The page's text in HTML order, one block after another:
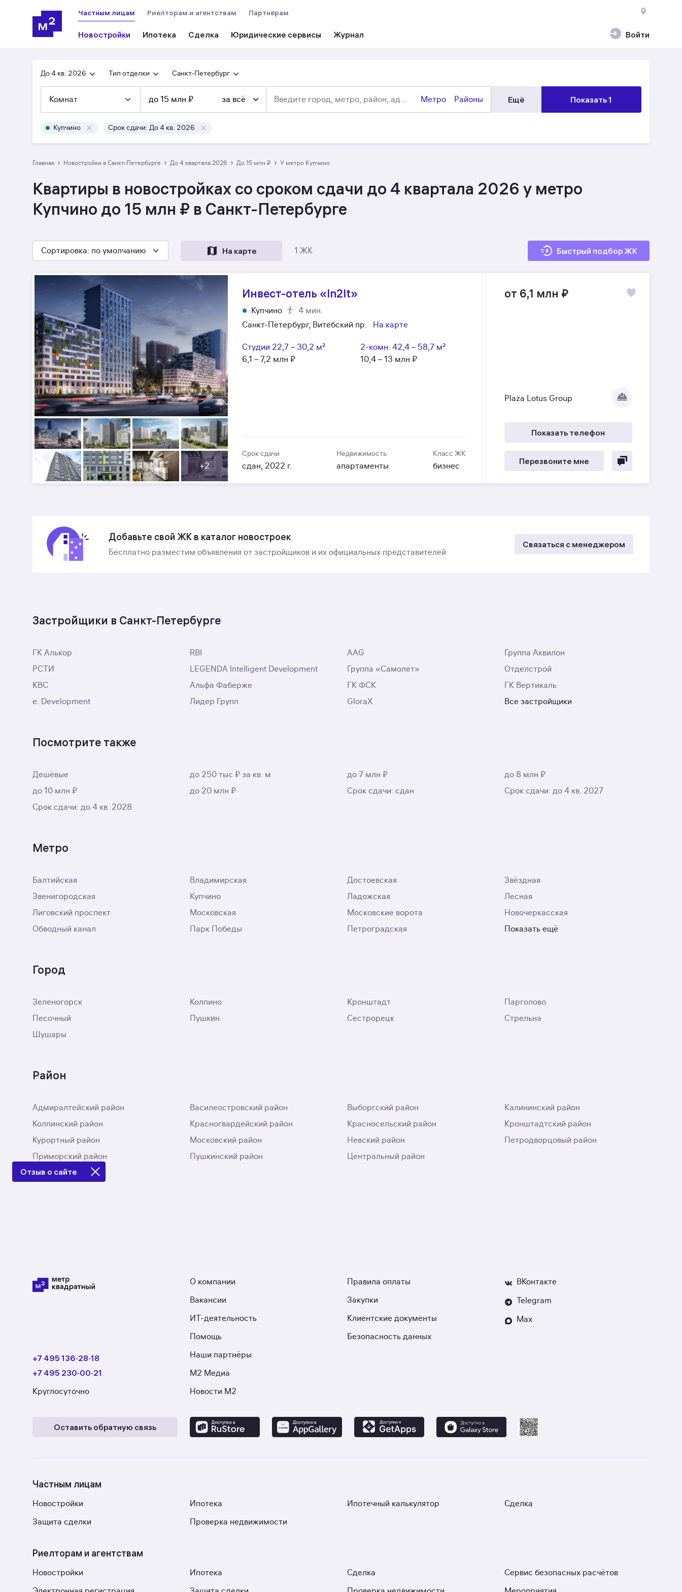
Войти
Частным лицам
Новостройки Ипотека Сделка Юридические сервисы
Риелторам и агентствам Партнёрам
До 4 кв. 2026 Тип отделки Санкт-Петербург
Комнат до 15 млн ₽ за всё Метро Районы Ещё Показать 1
Купчино Срок сдачи: До 4 кв. 2026
Главная › Новостройки в Санкт-Петербурге › до 4 квартала 2026 › до 15 млн ₽ › у метро Купчино
Квартиры в новостройках со сроком сдачи до 4 квартала 2026 у метро
Купчино до 15 млн ₽ в Санкт-Петербурге
Сортировка: по умолчанию На карте 1 ЖК Быстрый подбор ЖК
+2
Инвест-отель «In2It»
Купчино
4 мин.
Санкт-Петербург, Витебский пр.
На карте
Студии 22,7 – 30,2 м²
6,1 – 7,2 млн ₽
2-комн. 42,4 – 58,7 м²
10,4 – 13 млн ₽
Срок сдачи
сдан, 2022 г.
Недвижимость
апартаменты
Класс ЖК
бизнес
от 6,1 млн ₽
Plaza Lotus Group
Показать телефон
Перезвоните мне
Добавьте свой ЖК в каталог новостроек
Бесплатно разместим объявления от застройщиков и их официальных представителей
Связаться с менеджером
Застройщики в Санкт-Петербурге
ГК Алькор RBI AAG
Группа Аквилон
РСТИ
LEGENDA Intelligent Development Группа «Самолет»
Отделстрой
КВС
Альфа Фаберже ГК ФСК
ГК Вертикаль
e. Development
Лидер Групп GloraX Все застройщики
Посмотрите также
Дешёвые до 250 тыс ₽ за кв. м до 7 млн ₽
до 8 млн ₽
до 10 млн ₽
до 20 млн ₽ Срок сдачи: сдан
Срок сдачи: до 4 кв. 2027
Срок сдачи: до 4 кв. 2028
Метро
Балтийская Владимирская Достоевская
Звёздная
Звенигородская
Купчино Ладожская
Лесная
Лиговский проспект
Московская Московские ворота
Новочеркасская
Обводный канал
Парк Победы Петроградская Показать ещё
Город
Зеленогорск Колпино Кронштадт
Парголово
Песочный
Пушкин Сестрорецк
Стрельна
Шушары
Район
Адмиралтейский район Василеостровский район Выборгский район
Калининский район
Колпинский район
Красногвардейский район Красносельский район
Кронштадтский район
Курортный район
Московский район Невский район
Петродворцовый район
Приморский район
Пушкинский район
Центральный район
Отзыв о сайте
+7 495 136‑28‑18
+7 495 230‑00‑21
Круглосуточно
О компании
Вакансии
ИТ-деятельность
Помощь
Наши партнёры
М2 Медиа
Новости М2
Правила оплаты
Закупки
Клиентские документы
Безопасность данных
ВКонтакте
Telegram
Max
Оставить обратную связь
Частным лицам
Новостройки Ипотека Ипотечный калькулятор
Сделка
Защита сделки
Проверка недвижимости
Риелторам и агентствам
Новостройки Ипотека Сделка
Сервис безопасных расчётов